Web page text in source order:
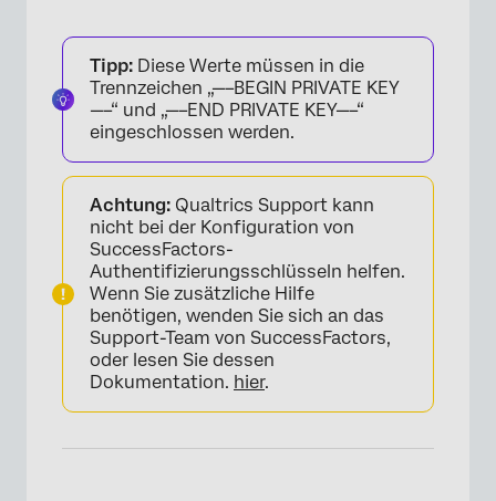
×
Tipp: Diese Werte müssen in die
Trennzeichen „—–BEGIN PRIVATE KEY
—–“ und „—–END PRIVATE KEY—–“
eingeschlossen werden.
Achtung: Qualtrics Support kann
nicht bei der Konfiguration von
SuccessFactors-
Authentifizierungsschlüsseln helfen.
Wenn Sie zusätzliche Hilfe
benötigen, wenden Sie sich an das
Support-Team von SuccessFactors,
oder lesen Sie dessen
Dokumentation. hier.